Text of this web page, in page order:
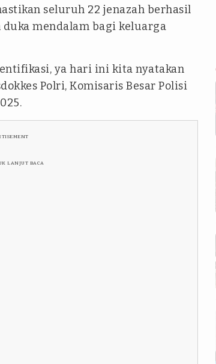
seluruh 22 jenazah berhasil
mendalam bagi keluarga
ya hari ini kita nyatakan
Polri, Komisaris Besar Polisi
LANJUT BACA